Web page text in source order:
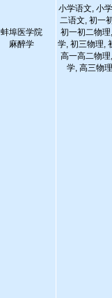
蚌埠医学院
麻醉学
小学语文, 小
二语文, 初一
初一初二物
学, 初三物理,
高一高二物
学, 高三物